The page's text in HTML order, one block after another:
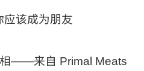
应该成为朋友
——来自 Primal Meats